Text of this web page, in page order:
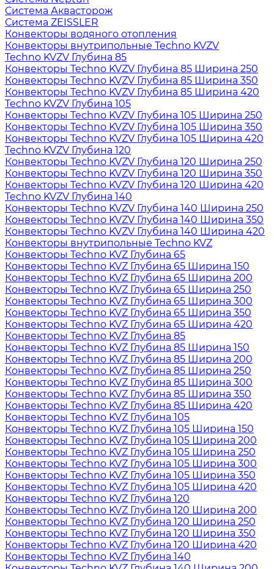
Система Аквасторож
Система ZEISSLER
Конвекторы водяного отопления
Конвекторы внутрипольные Techno KVZV
Techno KVZV Глубина 85
Конвекторы Techno KVZV Глубина 85 Ширина 250
Конвекторы Techno KVZV Глубина 85 Ширина 350
Конвекторы Techno KVZV Глубина 85 Ширина 420
Techno KVZV Глубина 105
Конвекторы Techno KVZV Глубина 105 Ширина 250
Конвекторы Techno KVZV Глубина 105 Ширина 350
Конвекторы Techno KVZV Глубина 105 Ширина 420
Techno KVZV Глубина 120
Конвекторы Techno KVZV Глубина 120 Ширина 250
Конвекторы Techno KVZV Глубина 120 Ширина 350
Конвекторы Techno KVZV Глубина 120 Ширина 420
Techno KVZV Глубина 140
Конвекторы Techno KVZV Глубина 140 Ширина 250
Конвекторы Techno KVZV Глубина 140 Ширина 350
Конвекторы Techno KVZV Глубина 140 Ширина 420
Конвекторы внутрипольные Techno KVZ
Конвекторы Techno KVZ Глубина 65
Конвекторы Techno KVZ Глубина 65 Ширина 150
Конвекторы Techno KVZ Глубина 65 Ширина 200
Конвекторы Techno KVZ Глубина 65 Ширина 250
Конвекторы Techno KVZ Глубина 65 Ширина 300
Конвекторы Techno KVZ Глубина 65 Ширина 350
Конвекторы Techno KVZ Глубина 65 Ширина 420
Конвекторы Techno KVZ Глубина 85
Конвекторы Techno KVZ Глубина 85 Ширина 150
Конвекторы Techno KVZ Глубина 85 Ширина 200
Конвекторы Techno KVZ Глубина 85 Ширина 250
Конвекторы Techno KVZ Глубина 85 Ширина 300
Конвекторы Techno KVZ Глубина 85 Ширина 350
Конвекторы Techno KVZ Глубина 85 Ширина 420
Конвекторы Techno KVZ Глубина 105
Конвекторы Techno KVZ Глубина 105 Ширина 150
Конвекторы Techno KVZ Глубина 105 Ширина 200
Конвекторы Techno KVZ Глубина 105 Ширина 250
Конвекторы Techno KVZ Глубина 105 Ширина 300
Конвекторы Techno KVZ Глубина 105 Ширина 350
Конвекторы Techno KVZ Глубина 105 Ширина 420
Конвекторы Techno KVZ Глубина 120
Конвекторы Techno KVZ Глубина 120 Ширина 200
Конвекторы Techno KVZ Глубина 120 Ширина 250
Конвекторы Techno KVZ Глубина 120 Ширина 350
Конвекторы Techno KVZ Глубина 120 Ширина 420
Конвекторы Techno KVZ Глубина 140